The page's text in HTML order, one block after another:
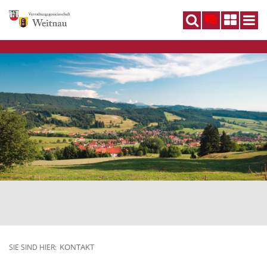
DE
SIE SIND HIER: KONTAKT